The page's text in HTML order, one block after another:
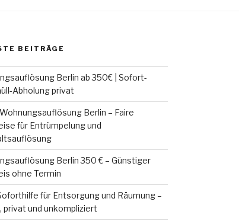
BEITRÄGE
Berlin ab 350€ | Sofort-
Abholung privat
Berlin – Faire
für Entrümpelung und
Berlin 350 € – Günstiger
ohne Termin
für Entsorgung und Räumung –
privat und unkompliziert